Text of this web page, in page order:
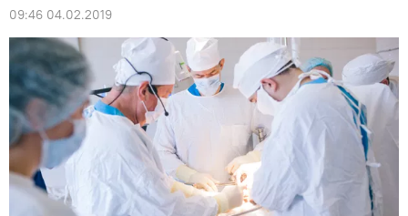
09:46 04.02.2019